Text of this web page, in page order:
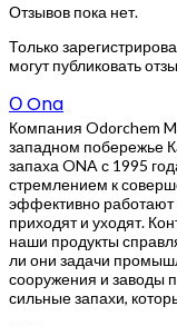
Отзывов пока нет.
Только
могут публиковать
О Ona
Компания Odorchem
западном побережье
запаха ONA с 1995
стремлением к
эффективно работают
приходят и уходят.
наши продукты
ли они задачи
сооружения и заводы
сильные запахи,